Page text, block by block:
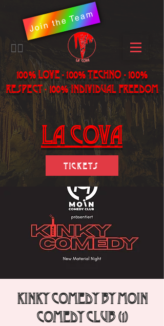
Join the Team
​🏳️‍🌈
100% LOVE - 100% Techno - 100%
Respect - 100% individual freedom
LA Cova
Tickets
Kinky Comedy by Moin
Comedy Club (1)